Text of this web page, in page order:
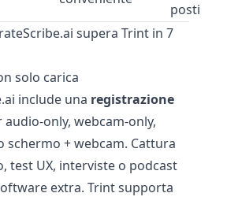
posti
supera Trint in 7
solo carica
include una registrazione
audio-only, webcam-only,
schermo + webcam. Cattura
test UX, interviste o podcast
extra. Trint supporta